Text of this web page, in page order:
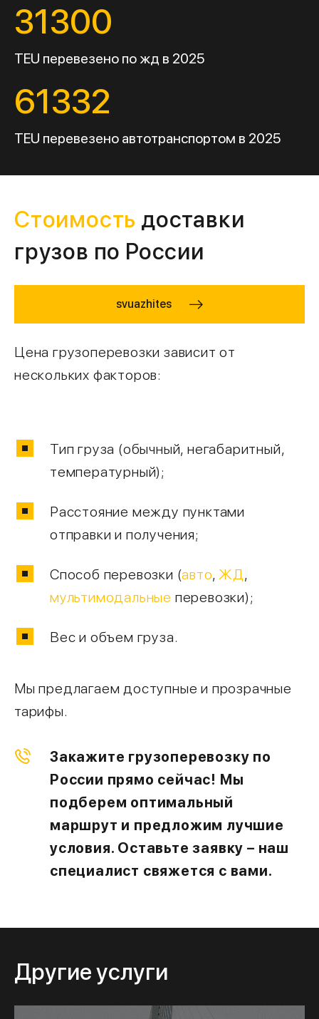
31300
TEU перевезено по жд в 2025
61332
TEU перевезено автотранспортом в 2025
Стоимость доставки
грузов по России
svuazhites
Цена грузоперевозки зависит от
нескольких факторов:
Тип груза (обычный, негабаритный,
температурный);
Расстояние между пунктами
отправки и получения;
Способ перевозки (авто,ЖД,
мультимодальные перевозки);
Вес и объем груза.
Мы предлагаем доступные и прозрачные
тарифы.
Закажите грузоперевозку по
России прямо сейчас! Мы
подберем оптимальный
маршрут и предложим лучшие
условия. Оставьте заявку – наш
специалист свяжется с вами.
Другие услуги